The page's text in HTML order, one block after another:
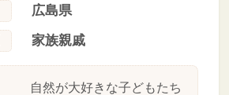
広島県
家族親戚
自然が大好きな子どもたち